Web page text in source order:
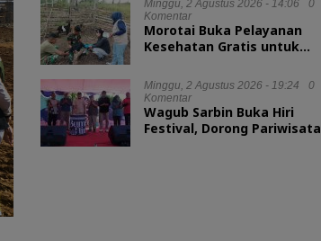
Minggu, 2 Agustus 2026 - 14:06
0
Komentar
Morotai Buka Pelayanan
Kesehatan Gratis untuk
Minggu, 2 Agustus 2026 - 19:24
0
Komentar
Wagub Sarbin Buka Hiri
Festival, Dorong Pariwisata